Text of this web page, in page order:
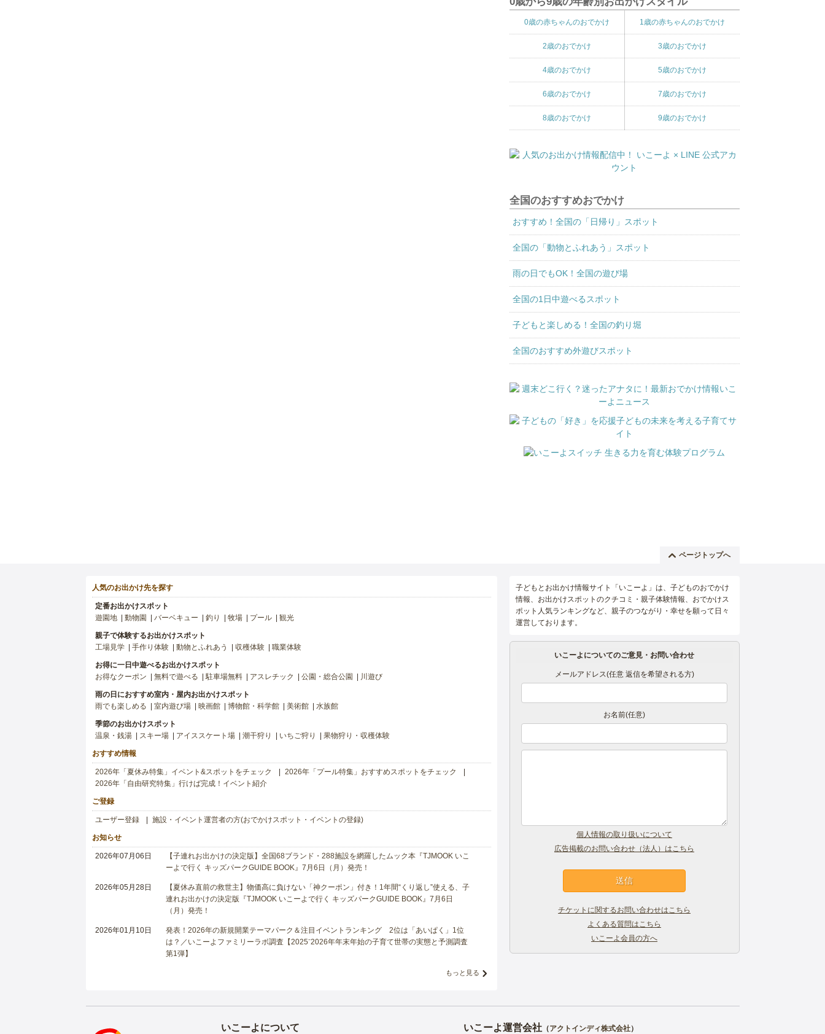
0歳の赤ちゃんのおでかけ 1歳の赤ちゃんのおでかけ
2歳のおでかけ 3歳のおでかけ
4歳のおでかけ 5歳のおでかけ
6歳のおでかけ 7歳のおでかけ
8歳のおでかけ 9歳のおでかけ
全国のおすすめおでかけ
おすすめ！全国の「日帰り」スポット
全国の「動物とふれあう」スポット
雨の日でもOK！全国の遊び場
全国の1日中遊べるスポット
子どもと楽しめる！全国の釣り堀
全国のおすすめ外遊びスポット
ページトップへ
人気のお出かけ先を探す
定番お出かけスポット
遊園地
動物園 バーベキュー 釣り 牧場 プール 観光
親子で体験するお出かけスポット
工場見学
手作り体験 動物とふれあう 収穫体験 職業体験
お得に一日中遊べるお出かけスポット
お得なクーポン
無料で遊べる 駐車場無料 アスレチック 公園・総合公園 川遊び
雨の日におすすめ室内・屋内お出かけスポット
雨でも楽しめる
室内遊び場 映画館 博物館・科学館 美術館 水族館
季節のお出かけスポット
温泉・銭湯
スキー場 アイススケート場 潮干狩り いちご狩り 果物狩り・収穫体験
おすすめ情報
2026年「夏休み特集」イベント&スポットをチェック
2026年「プール特集」おすすめスポットをチェック
2026年「自由研究特集」行けば完成！イベント紹介
ご登録
ユーザー登録 施設・イベント運営者の方(おでかけスポット・イベントの登録)
お知らせ
2026年07月06日
【子連れお出かけの決定版】全国68ブランド・288施設を網羅したムック本『TJMOOK いこ
ーよで行く キッズパークGUIDE BOOK』7月6日（月）発売！
2026年05月28日
【夏休み直前の救世主】物価高に負けない「神クーポン」付き！1年間“くり返し”使える、子
連れお出かけの決定版『TJMOOK いこーよで行く キッズパークGUIDE BOOK』7月6日
（月）発売！
2026年01月10日
発表！2026年の新規開業テーマパーク＆注目イベントランキング 2位は「あいぱく」1位
は？／いこーよファミリーラボ調査【2025⁻2026年年末年始の子育て世帯の実態と予測調査
第1弾】
もっと見る
子どもとお出かけ情報サイト「いこーよ」は、子どものおでかけ
情報、お出かけスポットのクチコミ・親子体験情報、おでかけス
ポット人気ランキングなど、親子のつながり・幸せを願って日々
運営しております。
いこーよについてのご意見・お問い合わせ
メールアドレス(任意 返信を希望される方)
お名前(任意)
個人情報の取り扱いについて
広告掲載のお問い合わせ（法人）はこちら
チケットに関するお問い合わせはこちら
よくある質問はこちら
いこーよ会員の方へ
いこーよについて いこーよ運営会社（アクトインディ株式会社）